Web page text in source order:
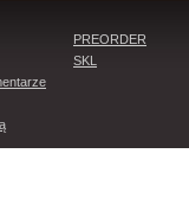
PREORDER
SKL